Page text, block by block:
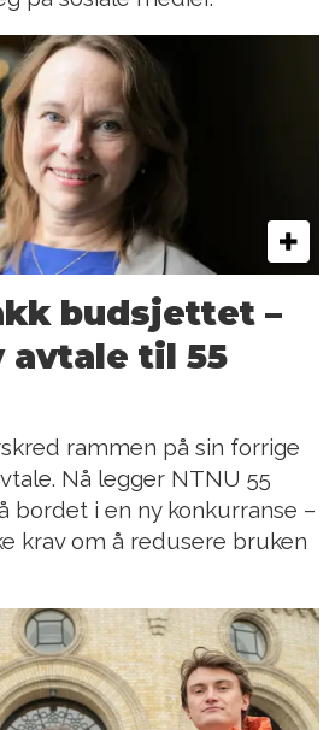
budsjettet –
avtale til 55
rammen på sin forrige
Nå legger NTNU 55
bordet i en ny konkurranse –
krav om å redusere bruken